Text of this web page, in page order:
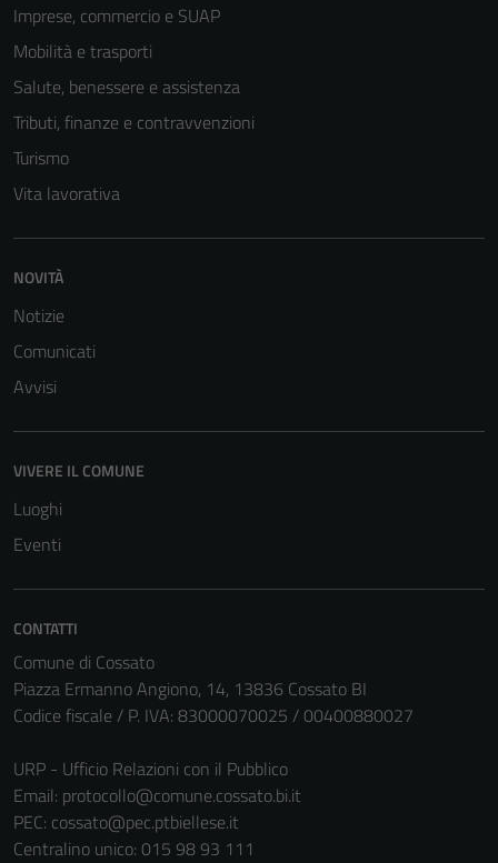
Imprese, commercio e SUAP
Mobilità e trasporti
Salute, benessere e assistenza
Tributi, finanze e contravvenzioni
Turismo
Vita lavorativa
NOVITÀ
Notizie
Comunicati
Avvisi
VIVERE IL COMUNE
Luoghi
Eventi
CONTATTI
Comune di Cossato
Piazza Ermanno Angiono, 14, 13836 Cossato BI
Codice fiscale / P. IVA: 83000070025 / 00400880027
URP - Ufficio Relazioni con il Pubblico
Email: protocollo@comune.cossato.bi.it
PEC: cossato@pec.ptbiellese.it
Centralino unico: 015 98 93 111